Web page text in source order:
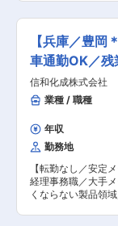
を行う事が出来、
した人生を送る事が可能です 変
◇主に東京、大阪
ス等の什器・オー
供しています。 ◇
計から施工及びメ
いてます。 ◇創業
のづくり をしております ◇田舎でリ
た環境の中でスロ
部と変わらない洗
を行う事が出来、
した人生を送る事が可能です 変
定める業務
クライアントから
られてきたオフィ
を見て、必要な家
作成・材料の発注
自社工場や外注先
の管理（納期の確認など） ■ご入社
・まずはCADとい
いただくために、
半年間行っていた
案件に同行しなが
年から二年の間に
いただく予定です。 ■組織構成： ・制作管理の
担当は現在40代の
二名です。 ■働き方： ・一年に２，３回ほど、
クライアントのい
の出張がございま
【兵庫／豊
車通勤OK／
信和化成株式会社
業種 / 職種
年収
勤務地
【転勤なし／安定
経理事務職／大手
くならない製品領域